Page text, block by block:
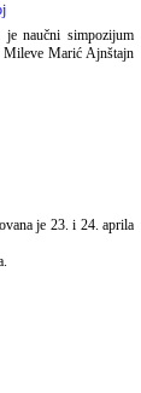
je naučni simpozijum
Mileve Marić Ajnštajn
je 23. i 24. aprila